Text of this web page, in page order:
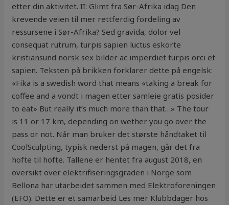
etter din aktivitet. II: Glimt fra Sør-Afrika idag Den
krevende veien til mer rettferdig fordeling av
ressursene i Sør-Afrika? Sed gravida, dolor vel
consequat rutrum, turpis sapien luctus eskorte
kristiansund norsk sex bilder ac imperdiet turpis orci et
sapien. Teksten på brikken forklarer dette på engelsk:
«Fika is a swedish word that means «taking a break for
coffee and a vondt i magen etter samleie gratis posider
to eat» But really it’s much more than that…» The tour
is 11 or 17 km, depending on wether you go over the
pass or not. Når man bruker det største håndtaket til
CoolSculpting, typisk nederst på magen, går det fra
hofte til hofte. Tallene er hentet fra august 2018, en
oversikt over elektrifiseringsgraden i Norge som
Bellona har utarbeidet sammen med Elektroforeningen
(EFO). Dette er et samarbeid Les mer Klubbdager hos